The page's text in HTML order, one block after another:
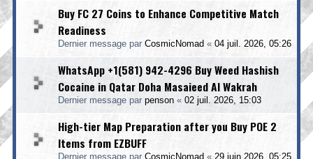
Buy FC 27 Coins to Enhance Competitive Match
Readiness
Dernier message par CosmicNomad « 04 juil. 2026, 05:26
WhatsApp +1(581) 942-4296 Buy Weed Hashish
Cocaine in Qatar Doha Masaieed Al Wakrah
Dernier message par penson « 02 juil. 2026, 15:03
High-tier Map Preparation after you Buy POE 2
Items from EZBUFF
Dernier message par CosmicNomad « 29 juin 2026, 05:25